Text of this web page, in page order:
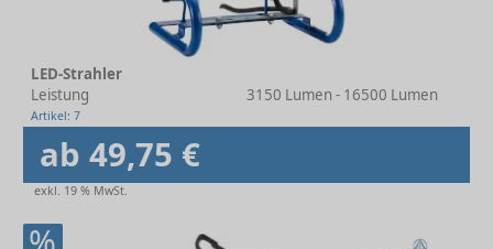
LED-Strahler
Leistung
3150 Lumen - 16500 Lumen
Artikel: 7
ab 49,75 €
exkl. 19 % MwSt.